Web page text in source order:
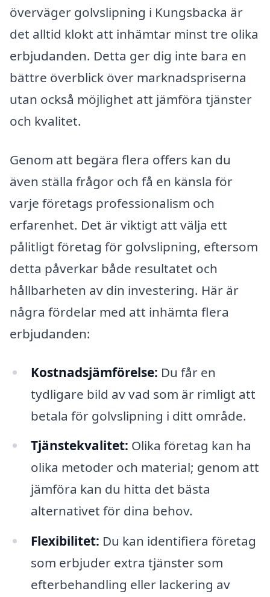
överväger golvslipning i Kungsbacka är
det alltid klokt att inhämtar minst tre olika
erbjudanden. Detta ger dig inte bara en
bättre överblick över marknadspriserna
utan också möjlighet att jämföra tjänster
och kvalitet.
Genom att begära flera offers kan du
även ställa frågor och få en känsla för
varje företags professionalism och
erfarenhet. Det är viktigt att välja ett
pålitligt företag för golvslipning, eftersom
detta påverkar både resultatet och
hållbarheten av din investering. Här är
några fördelar med att inhämta flera
erbjudanden:
Kostnadsjämförelse: Du får en
tydligare bild av vad som är rimligt att
betala för golvslipning i ditt område.
Tjänstekvalitet: Olika företag kan ha
olika metoder och material; genom att
jämföra kan du hitta det bästa
alternativet för dina behov.
Flexibilitet: Du kan identifiera företag
som erbjuder extra tjänster som
efterbehandling eller lackering av